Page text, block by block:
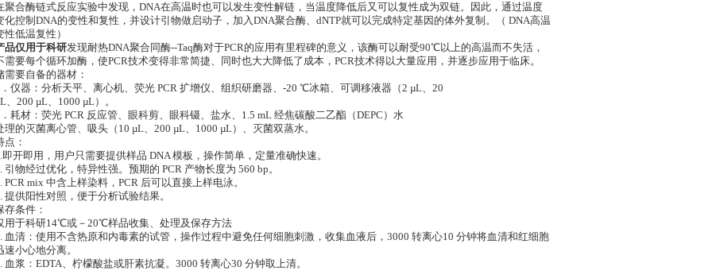
聚合酶链式反应实验中发现，DNA在高温时也可以发生变性解链，当温度降低后又可以复性成为双链。因此，通过温度
化控制DNA的变性和复性，并设计引物做启动子，加入DNA聚合酶、dNTP就可以完成特定基因的体外复制。（ DNA高温
性低温复性）
品仅用于科研发现耐热DNA聚合同酶--Taq酶对于PCR的应用有里程碑的意义，该酶可以耐受90℃以上的高温而不失活，
需要每个循环加酶，使PCR技术变得非常简捷、同时也大大降低了成本，PCR技术得以大量应用，并逐步应用于临床。
需要自备的器材：
仪器：分析天平、离心机、荧光 PCR 扩增仪、组织研磨器、-20 ℃冰箱、可调移液器（2 µL、20
、200 µL、1000 µL）。
耗材：荧光 PCR 反应管、眼科剪、眼科镊、盐水、1.5 mL 经焦碳酸二乙酯（DEPC）水
理的灭菌离心管、吸头（10 µL、200 µL、1000 µL）、灭菌双蒸水。
点：
即开即用，用户只需要提供样品 DNA 模板，操作简单，定量准确快速。
引物经过优化，特异性强。预期的 PCR 产物长度为 560 bp。
PCR mix 中含上样染料，PCR 后可以直接上样电泳。
提供阳性对照，便于分析试验结果。
存条件：
用于科研14℃或－20℃样品收集、处理及保存方法
血清：使用不含热原和内毒素的试管，操作过程中避免任何细胞刺激，收集血液后，3000 转离心10 分钟将血清和红细胞
速小心地分离。
血浆：EDTA、柠檬酸盐或肝素抗凝。3000 转离心30 分钟取上清。